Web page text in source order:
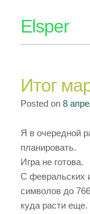
content
Elsper
Итог
Posted on 8
Я в очередной
планировать.
Игра не готова.
С февральских
символов до
куда расти